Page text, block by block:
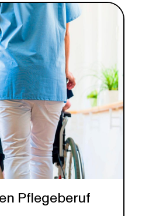
Pflegeberuf